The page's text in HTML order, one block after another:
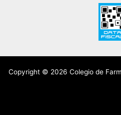
Copyright © 2026 Colegio de